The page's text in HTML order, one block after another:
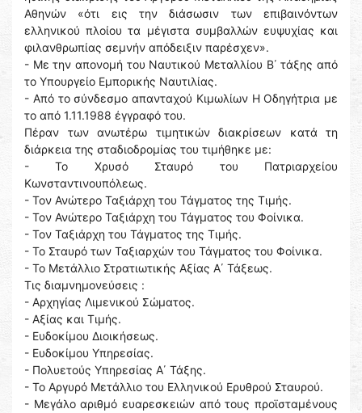
Αθηνών «ότι εις την διάσωσιν των επιβαινόντων
ελληνικού πλοίου τα μέγιστα συμβαλλών ευψυχίας και
φιλανθρωπίας σεμνήν απόδειξιν παρέσχεν».
- Με την απονομή του Ναυτικού Μεταλλίου Β΄ τάξης από
το Υπουργείο Εμπορικής Ναυτιλίας.
- Από το σύνδεσμο απανταχού Κιμωλίων Η Οδηγήτρια με
το από 1.11.1988 έγγραφό του.
Πέραν των ανωτέρω τιμητικών διακρίσεων κατά τη
διάρκεια της σταδιοδρομίας του τιμήθηκε με:
- Το Χρυσό Σταυρό του Πατριαρχείου
Κωνσταντινουπόλεως.
- Τον Ανώτερο Ταξιάρχη του Τάγματος της Τιμής.
- Τον Ανώτερο Ταξιάρχη του Τάγματος του Φοίνικα.
- Τον Ταξιάρχη του Τάγματος της Τιμής.
- Το Σταυρό των Ταξιαρχών του Τάγματος του Φοίνικα.
- Το Μετάλλιο Στρατιωτικής Αξίας Α΄ Τάξεως.
Τις διαμνημονεύσεις :
- Αρχηγίας Λιμενικού Σώματος.
- Αξίας και Τιμής.
- Ευδοκίμου Διοικήσεως.
- Ευδοκίμου Υπηρεσίας.
- Πολυετούς Υπηρεσίας Α΄ Τάξης.
- Το Αργυρό Μετάλλιο του Ελληνικού Ερυθρού Σταυρού.
- Μεγάλο αριθμό ευαρεσκειών από τους προϊσταμένους